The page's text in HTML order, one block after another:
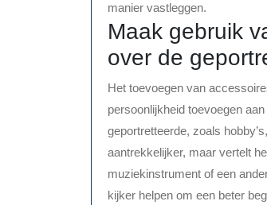
manier vastleggen.
Maak gebruik
over de
Het toevoegen van
persoonlijkheid toevoegen
geportretteerde, zoals
aantrekkelijker, maar vertelt
muziekinstrument of een
kijker helpen om een beter